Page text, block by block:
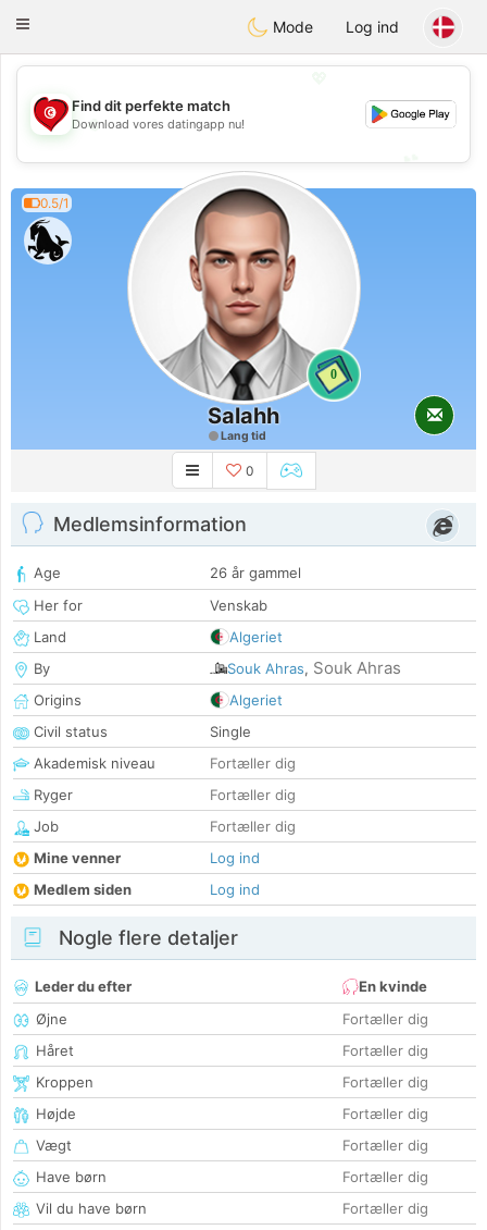
Tunisia Dating
Toggle
Mode Log ind
💖
💕
Find dit perfekte match
Download vores datingapp nu!
0.5/1
0
Salahh
Lang tid
0
Medlemsinformation
Age
26 år gammel
Her for
Venskab
Land
Algeriet
By
Souk Ahras, Souk Ahras
Origins
Algeriet
Civil status
Single
Akademisk niveau
Fortæller dig
Ryger
Fortæller dig
Job
Fortæller dig
Mine venner
Log ind
Medlem siden
Log ind
Nogle flere detaljer
Leder du efter
En kvinde
Øjne
Fortæller dig
Håret
Fortæller dig
Kroppen
Fortæller dig
Højde
Fortæller dig
Vægt
Fortæller dig
Have børn
Fortæller dig
Vil du have børn
Fortæller dig